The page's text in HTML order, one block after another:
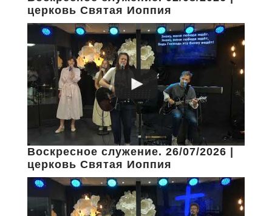
церковь Святая Иоппия
Воскресное служение. 26/07/2026 |
церковь Святая Иоппия